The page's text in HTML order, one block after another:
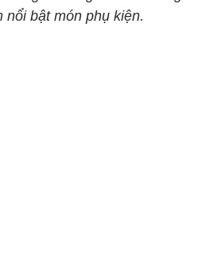
nổi bật món phụ kiện.